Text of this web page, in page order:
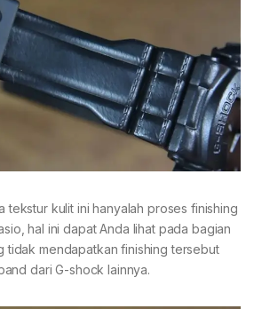
tekstur kulit ini hanyalah proses finishing
hal ini dapat Anda lihat pada bagian
tidak mendapatkan finishing tersebut
dari G-shock lainnya.